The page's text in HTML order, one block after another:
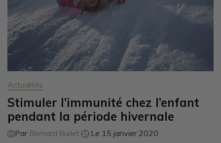
Actualités
Stimuler l’immunité chez l’enfant
pendant la période hivernale
Par Bernard.Burlet Le 15 janvier 2020